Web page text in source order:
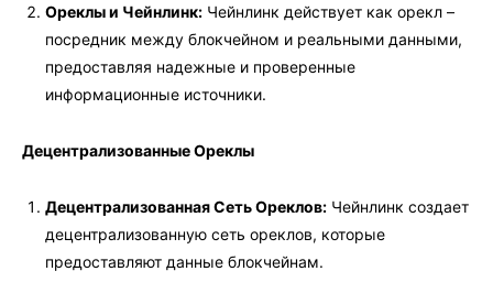
Ореклы и Чейнлинк: Чейнлинк действует как орекл –
посредник между блокчейном и реальными данными,
предоставляя надежные и проверенные
информационные источники.
Децентрализованные Ореклы
Децентрализованная Сеть Ореклов: Чейнлинк создает
децентрализованную сеть ореклов, которые
предоставляют данные блокчейнам.